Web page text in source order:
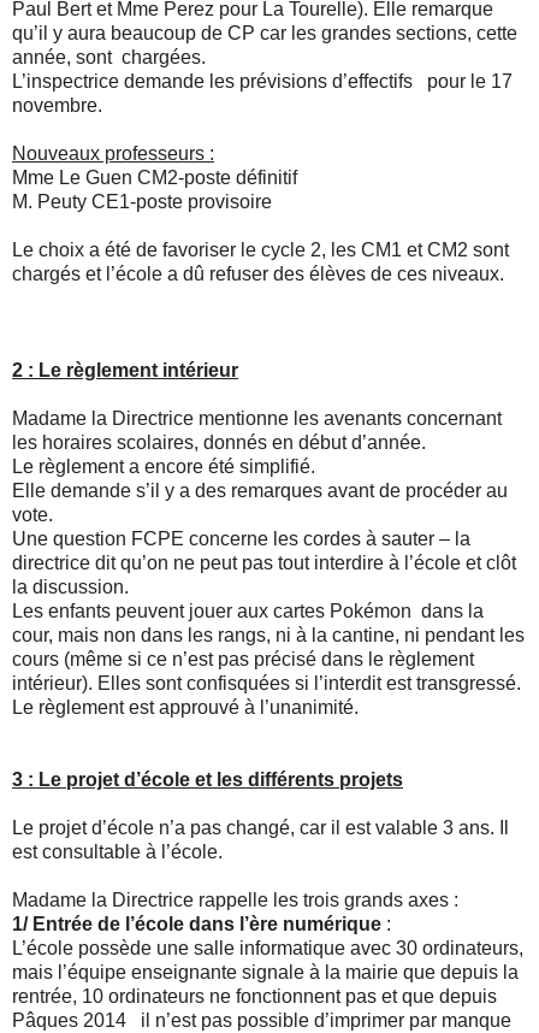
Paul Bert et Mme Perez pour La Tourelle). Elle remarque
qu’il y aura beaucoup de CP car les grandes sections, cette
année, sont chargées.
L’inspectrice demande les prévisions d’effectifs
pour le 17
novembre.
Nouveaux professeurs :
Mme Le Guen CM2-poste définitif
M. Peuty CE1-poste provisoire
Le choix a été de favoriser le cycle 2, les CM1 et CM2 sont
chargés et l’école a dû refuser des élèves de ces niveaux.
2 : Le règlement intérieur
Madame la Directrice mentionne les avenants concernant
les horaires scolaires, donnés en début d’année.
Le règlement a encore été simplifié.
Elle demande s’il y a des remarques avant de procéder au
vote.
Une question FCPE concerne les cordes à sauter – la
directrice dit qu’on ne peut pas tout interdire à l’école et clôt
la discussion.
Les enfants peuvent jouer aux cartes Pokémon dans la
cour, mais non dans les rangs, ni à la cantine, ni pendant les
cours (même si ce n’est pas précisé dans le règlement
intérieur). Elles sont confisquées si l’interdit est transgressé.
Le règlement est approuvé à l’unanimité.
3 : Le projet d’école et les différents projets
Le projet d’école n’a pas changé, car il est valable 3 ans. Il
est consultable à l’école.
Madame la Directrice rappelle les trois grands axes :
1/ Entrée de l’école dans l’ère numérique :
L’école possède une salle informatique avec 30 ordinateurs,
mais l’équipe enseignante signale à la mairie que depuis la
rentrée, 10 ordinateurs ne fonctionnent pas et que depuis
Pâques 2014
il n’est pas possible d’imprimer par manque